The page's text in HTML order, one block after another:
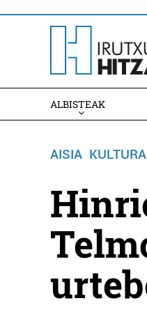
ALBISTEAK
AISIA KULTURA